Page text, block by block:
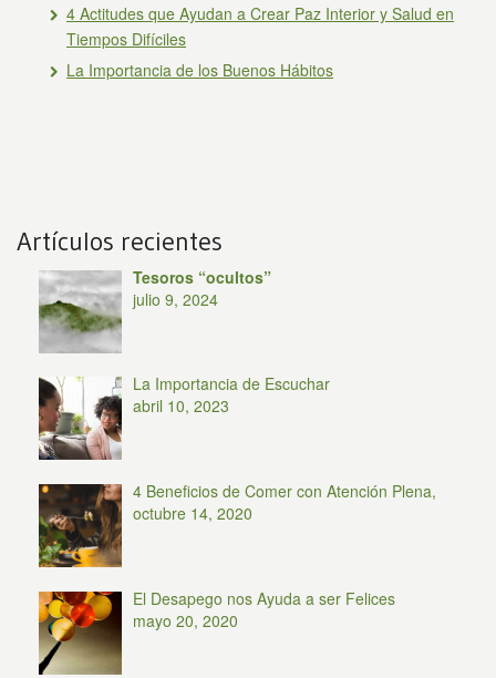
4 Actitudes que Ayudan a Crear Paz Interior y Salud en
Tiempos Difíciles
La Importancia de los Buenos Hábitos
Artículos recientes
Tesoros “ocultos”
julio 9, 2024
La Importancia de Escuchar
abril 10, 2023
4 Beneficios de Comer con Atención Plena,
octubre 14, 2020
El Desapego nos Ayuda a ser Felices
mayo 20, 2020